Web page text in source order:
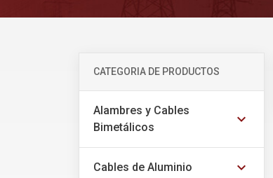
CATEGORIA DE PRODUCTOS
Alambres y Cables
Bimetálicos
expand_more
Cables de Aluminio expand_more